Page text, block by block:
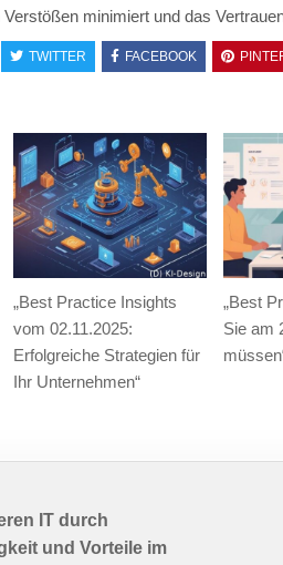
minimiert und das
TWITTER FACEBOOK
„Best Practice Insights
vom 02.11.2025:
Erfolgreiche Strategien für
Ihr Unternehmen“
„Best
Sie am
IT durch
und Vorteile im